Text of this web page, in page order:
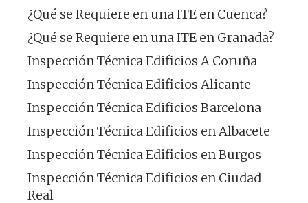
¿Qué se Requiere en una ITE en Cuenca?
¿Qué se Requiere en una ITE en Granada?
Inspección Técnica Edificios A Coruña
Inspección Técnica Edificios Alicante
Inspección Técnica Edificios Barcelona
Inspección Técnica Edificios en Albacete
Inspección Técnica Edificios en Burgos
Inspección Técnica Edificios en Ciudad
Real